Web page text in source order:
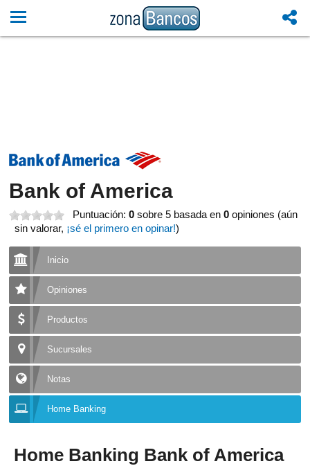
Bank of America
Puntuación:0 sobre 5 basada en0 opiniones (aún
sin valorar, ¡sé el primero en opinar!)
Inicio
Opiniones
Productos
Sucursales
Notas
Home Banking
Home Banking Bank of America